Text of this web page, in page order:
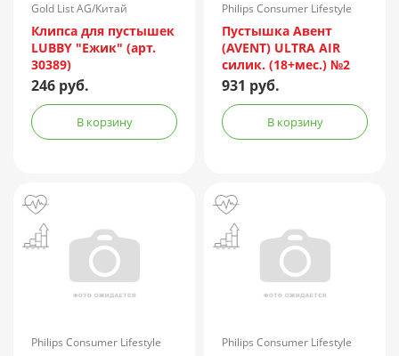
Gold List AG/Китай
Клипса для пустышек
LUBBY "Ежик" (арт.
30389)
246 руб.
В корзину
Philips Consumer Lifestyle
B.V./Нидерланды
Пустышка Авент
(AVENT) ULTRA AIR
силик. (18+мес.) №2
нейтр. (арт.
SCF349/01) б/рисун.
серая/синяя
931 руб.
В корзину
Philips Consumer Lifestyle
Philips Consumer Lifestyle